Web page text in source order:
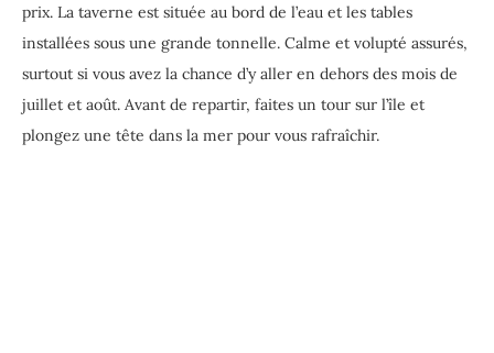
prix. La taverne est située au bord de l’eau et les tables
installées sous une grande tonnelle. Calme et volupté assurés,
surtout si vous avez la chance d’y aller en dehors des mois de
juillet et août. Avant de repartir, faites un tour sur l’île et
plongez une tête dans la mer pour vous rafraîchir.